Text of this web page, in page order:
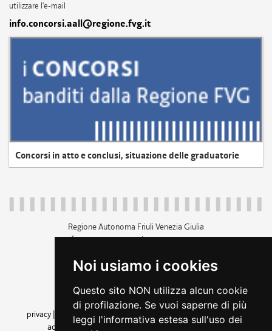
Noi usiamo i cookies
Questo sito NON utilizza alcun cookie
di profilazione. Se vuoi saperne di più
leggi l'informativa estesa sull'uso dei
utilizzare l'e-mail
info.concorsi.aall@regione.fvg.it
Concorsi in atto e conclusi, situazione delle graduatorie
Regione Autonoma Friuli Venezia Giulia
c.f. 80014930327; p.iva 00526040324
+39 040 3771111
amministrazione trasparente
privacy
cookie |note legali accessibilità
dichiarazione di
accessibilità| feedback cambio preferenze cookie